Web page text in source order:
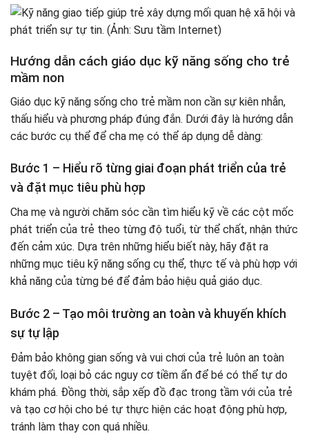
Hướng dẫn cách giáo dục kỹ năng sống cho trẻ
mầm non
Giáo dục kỹ năng sống cho trẻ mầm non cần sự kiên nhẫn,
thấu hiểu và phương pháp đúng đắn. Dưới đây là hướng dẫn
các bước cụ thể để cha mẹ có thể áp dụng dễ dàng:
Bước 1 – Hiểu rõ từng giai đoạn phát triển của trẻ
và đặt mục tiêu phù hợp
Cha mẹ và người chăm sóc cần tìm hiểu kỹ về các cột mốc
phát triển của trẻ theo từng độ tuổi, từ thể chất, nhận thức
đến cảm xúc. Dựa trên những hiểu biết này, hãy đặt ra
những mục tiêu kỹ năng sống cụ thể, thực tế và phù hợp với
khả năng của từng bé để đảm bảo hiệu quả giáo dục.
Bước 2 – Tạo môi trường an toàn và khuyến khích
sự tự lập
Đảm bảo không gian sống và vui chơi của trẻ luôn an toàn
tuyệt đối, loại bỏ các nguy cơ tiềm ẩn để bé có thể tự do
khám phá. Đồng thời, sắp xếp đồ đạc trong tầm với của trẻ
và tạo cơ hội cho bé tự thực hiện các hoạt động phù hợp,
tránh làm thay con quá nhiều.